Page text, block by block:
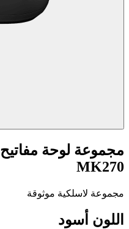
مجموعة لوحة
MK270
مجموعة لاسلكية موثوقة
اللون أسود